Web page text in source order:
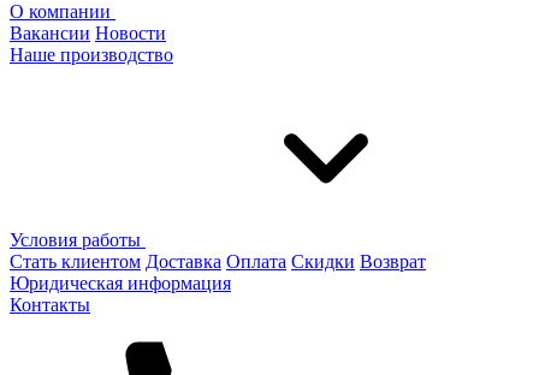
О компании
Вакансии Новости
Наше производство
Условия работы
Стать клиентом Доставка Оплата Скидки Возврат
Юридическая информация
Контакты